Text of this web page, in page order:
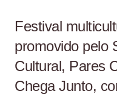
Festival
promovido pelo
Cultural, Pares
Chega Junto,